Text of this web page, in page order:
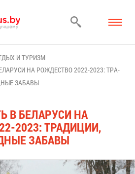
И ТУ­РИЗМ
НА РОЖ­ДЕ­СТВО 2022-2023: ТРА­
ЗА­БА­ВЫ
В БЕ­ЛА­РУ­СИ НА
2023: ТРА­ДИ­ЦИИ,
ЗА­БА­ВЫ